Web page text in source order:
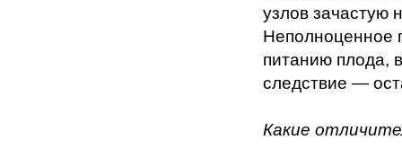
узлов зачастую
Неполноценное
питанию плода,
следствие —
Какие